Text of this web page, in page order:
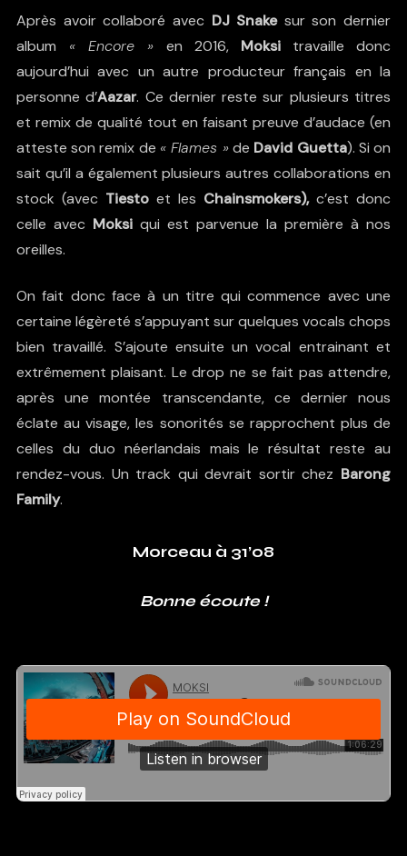
Après avoir collaboré avec DJ Snakesur son dernier
album « Encore » en 2016, Moksitravaille donc
aujourd’hui avec un autre producteur français en la
personne d’Aazar. Ce dernier reste sur plusieurs titres
et remix de qualité tout en faisant preuve d’audace (en
atteste son remix de « Flames »de David Guetta). Si on
sait qu’il a également plusieurs autres collaborations en
stock (avec Tiestoet les Chainsmokers),c’est donc
celle avec Moksiqui est parvenue la première à nos
oreilles.
On fait donc face à un titre qui commence avec une
certaine légèreté s’appuyant sur quelques vocals chops
bien travaillé. S’ajoute ensuite un vocal entrainant et
extrêmement plaisant. Le drop ne se fait pas attendre,
après une montée transcendante, ce dernier nous
éclate au visage, les sonorités se rapprochent plus de
celles du duo néerlandais mais le résultat reste au
rendez-vous. Un track qui devrait sortir chez Barong
Family.
Morceau à 31’08
Bonne écoute !